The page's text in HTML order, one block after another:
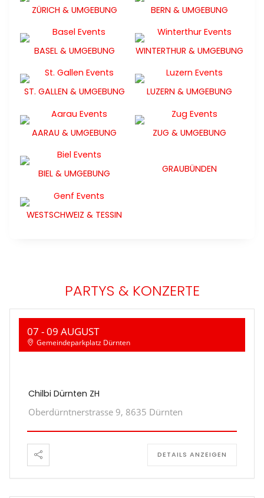
ZÜRICH & UMGEBUNG BERN & UMGEBUNG
BASEL & UMGEBUNG WINTERTHUR & UMGEBUNG
ST. GALLEN & UMGEBUNG LUZERN & UMGEBUNG
AARAU & UMGEBUNG ZUG & UMGEBUNG
BIEL & UMGEBUNG GRAUBÜNDEN
WESTSCHWEIZ & TESSIN
PARTYS & KONZERTE
07 - 09 AUGUST
Gemeindeparkplatz Dürnten
Chilbi Dürnten ZH
Oberdürntnerstrasse 9, 8635 Dürnten
DETAILS ANZEIGEN